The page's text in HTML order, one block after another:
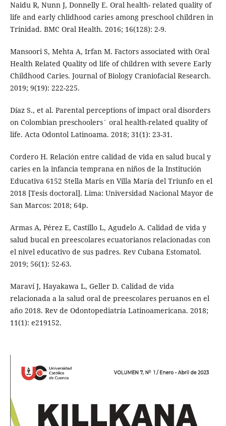
Naidu R, Nunn J, Donnelly E. Oral health- related quality of
life and early chlidhood caries among preschool children in
Trinidad. BMC Oral Health. 2016; 16(128): 2-9.
Mansoori S, Mehta A, Irfan M. Factors associated with Oral
Health Related Quality od life of children with severe Early
Childhood Caries. Journal of Biology Craniofacial Research.
2019; 9(19): 222-225.
Díaz S., et al. Parental perceptions of impact oral disorders
on Colombian preschoolers´ oral health-related quality of
life. Acta Odontol Latinoama. 2018; 31(1): 23-31.
Cordero H. Relación entre calidad de vida en salud bucal y
caries en la infancia temprana en niños de la Institución
Educativa 6152 Stella Maris en Villa María del Triunfo en el
2018 [Tesis doctoral]. Lima: Universidad Nacional Mayor de
San Marcos: 2018; 64p.
Armas A, Pérez E, Castillo L, Agudelo A. Calidad de vida y
salud bucal en preescolares ecuatorianos relacionadas con
el nivel educativo de sus padres. Rev Cubana Estomatol.
2019; 56(1): 52-63.
Maraví J, Hayakawa L, Geller D. Calidad de vida
relacionada a la salud oral de preescolares peruanos en el
año 2018. Rev de Odontopediatría Latinoamericana. 2018;
11(1): e219152.